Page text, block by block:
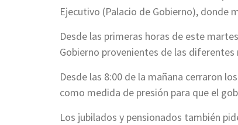
Ejecutivo (Palacio de Gobierno), donde
Desde las primeras horas de este
Gobierno provenientes de las
Desde las 8:00 de la mañana cerraron
como medida de presión para que el
Los jubilados y pensionados también